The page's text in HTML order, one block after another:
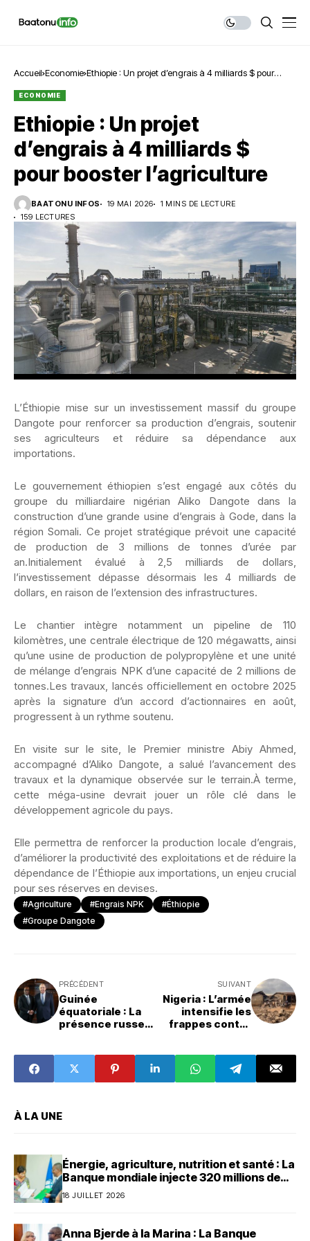
Accueil Economie Ethiopie : Un projet d’engrais à 4 milliards $ pour
ECONOMIE
Ethiopie : Un projet
d’engrais à 4 milliards $
pour booster l’agriculture
BAATONU INFOS 19 MAI 2026
1 MINS DE LECTURE
159 LECTURES
L’Éthiopie mise sur un investissement massif du groupe
Dangote pour renforcer sa production d’engrais, soutenir
ses agriculteurs et réduire sa dépendance aux
importations.
Le gouvernement éthiopien s’est engagé aux côtés du
groupe du milliardaire nigérian Aliko Dangote dans la
construction d’une grande usine d’engrais à Gode, dans la
région Somali. Ce projet stratégique prévoit une capacité
de production de 3 millions de tonnes d’urée par
an.Initialement évalué à 2,5 milliards de dollars,
l’investissement dépasse désormais les 4 milliards de
dollars, en raison de l’extension des infrastructures.
Le chantier intègre notamment un pipeline de 110
kilomètres, une centrale électrique de 120 mégawatts, ainsi
qu’une usine de production de polypropylène et une unité
de mélange d’engrais NPK d’une capacité de 2 millions de
tonnes.Les travaux, lancés officiellement en octobre 2025
après la signature d’un accord d’actionnaires en août,
progressent à un rythme soutenu.
En visite sur le site, le Premier ministre Abiy Ahmed,
accompagné d’Aliko Dangote, a salué l’avancement des
travaux et la dynamique observée sur le terrain.À terme,
cette méga-usine devrait jouer un rôle clé dans le
développement agricole du pays.
Elle permettra de renforcer la production locale d’engrais,
d’améliorer la productivité des exploitations et de réduire la
dépendance de l’Éthiopie aux importations, un enjeu crucial
pour ses réserves en devises.
#Agriculture #engrais NPK
#Éthiopie
#groupe Dangote
PRÉCÉDENT
Guinée
équatoriale : La
présence russe
SUIVANT
Nigeria : L’armée
intensifie les
frappes contre
À LA UNE
Énergie, agriculture, nutrition et santé : La
Banque mondiale injecte 320 millions de
dollars au Bénin
18 JUILLET 2026
Anna Bjerde à la Marina : La Banque